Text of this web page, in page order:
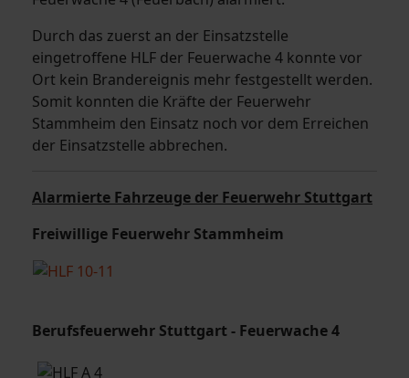
Durch das zuerst an der Einsatzstelle
eingetroffene HLF der Feuerwache 4 konnte vor
Ort kein Brandereignis mehr festgestellt werden.
Somit konnten die Kräfte der Feuerwehr
Stammheim den Einsatz noch vor dem Erreichen
der Einsatzstelle abbrechen.
Alarmierte Fahrzeuge der Feuerwehr Stuttgart
Freiwillige Feuerwehr Stammheim
Berufsfeuerwehr Stuttgart - Feuerwache 4